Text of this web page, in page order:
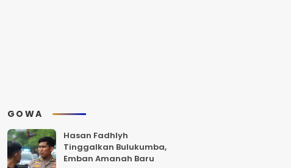
GOWA
Hasan Fadhlyh
Tinggalkan Bulukumba,
Emban Amanah Baru